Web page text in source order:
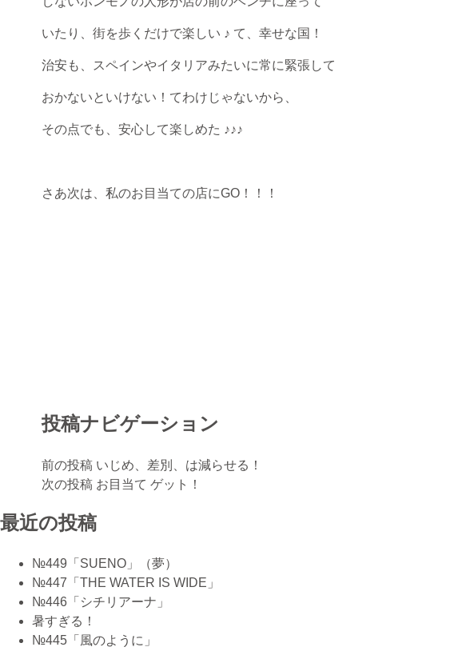
いたり、街を歩くだけで楽しい ♪ て、幸せな国！
治安も、スペインやイタリアみたいに常に緊張して
おかないといけない！てわけじゃないから、
その点でも、安心して楽しめた ♪♪♪
さあ次は、私のお目当ての店にGO！！！
投稿ナビゲーション
前の投稿 いじめ、差別、は減らせる！
次の投稿 お目当て ゲット！
最近の投稿
№449「SUENO」（夢）
№447「THE WATER IS WIDE」
№446「シチリアーナ」
暑すぎる！
№445「風のように」